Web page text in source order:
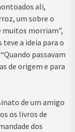
ali,
um sobre o
muitos morriam”,
a ideia para o
passavam
de origem e para
de um amigo
os livros de
dos